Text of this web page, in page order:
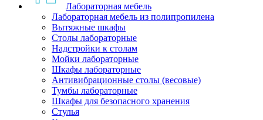
Лабораторная мебель
Лабораторная мебель из полипропилена
Вытяжные шкафы
Столы лабораторные
Надстройки к столам
Мойки лабораторные
Шкафы лабораторные
Антивибрационные столы (весовые)
Тумбы лабораторные
Шкафы для безопасного хранения
Стулья